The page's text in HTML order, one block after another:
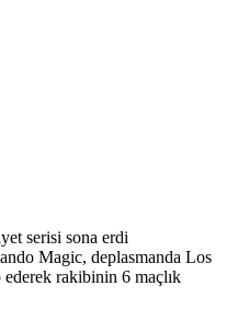
serisi sona erdi
Magic, deplasmanda Los
ederek rakibinin 6 maçlık